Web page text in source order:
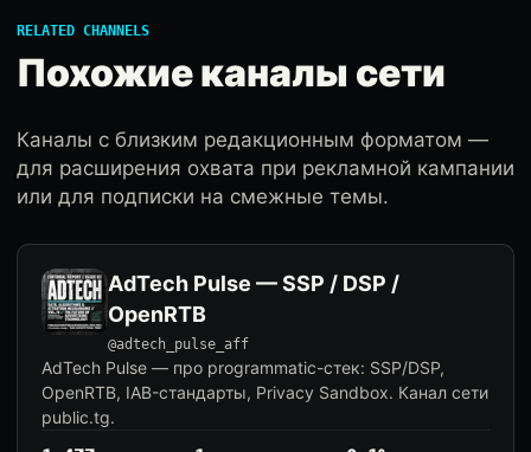
RELATED CHANNELS
Похожие каналы сети
Каналы с близким редакционным форматом —
для расширения охвата при рекламной кампании
или для подписки на смежные темы.
AdTech Pulse — SSP / DSP /
OpenRTB
@adtech_pulse_aff
AdTech Pulse — про programmatic-стек: SSP/DSP,
OpenRTB, IAB-стандарты, Privacy Sandbox. Канал сети
public.tg.